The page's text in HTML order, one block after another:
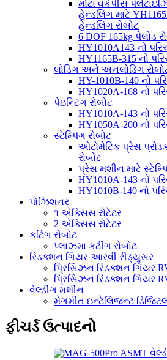
મોટા વર્કપીસ
હેન્ડલિંગ માટે
હેન્ડલિંગ રોબોટ
6 DOF 165kg પેલોડ
HY1010A143 નો
HY1165B-315 નો
લોડિંગ અને અનલોડિંગ
HY-1010B-140 નો
HY1020A-168 નો
પેઇન્ટિંગ રોબોટ
HY1010A-143 નો
HY1050A-200 નો
સ્ટેમ્પિંગ રોબોટ
ઓટોમેટિક પ્રેસ
રોબોટ
પ્રેસ મશીન માટે
HY1010A-143 નો
HY1010B-140 નો
પોઝિશનર
૧ એક્સિસ રોટેટર
2 એક્સિસ રોટેટર
કટિંગ રોબોટ
પ્લાઝ્મા કટીંગ રોબોટ
રિડક્શન ગિયર આરવી રીડ્યુસર
પ્રિસિઝન રિડક્શન ગિયર
પ્રિસિઝન રિડક્શન ગિયર
વેલ્ડીંગ મશીન
મેગમીત ઇન્ટેલિજન્ટ
ફીચર્ડ ઉત્પાદનો